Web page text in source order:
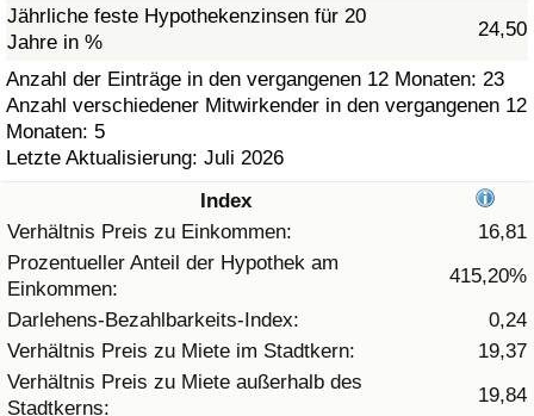
Jährliche feste Hypothekenzinsen für 20
Jahre in %
24,50
Anzahl der Einträge in den vergangenen 12 Monaten: 23
Anzahl verschiedener Mitwirkender in den vergangenen 12
Monaten: 5
Letzte Aktualisierung: Juli 2026
Index
Verhältnis Preis zu Einkommen:
16,81
Prozentueller Anteil der Hypothek am
Einkommen:
415,20%
Darlehens-Bezahlbarkeits-Index:
0,24
Verhältnis Preis zu Miete im Stadtkern:
19,37
Verhältnis Preis zu Miete außerhalb des
Stadtkerns:
19,84
Gesundheitsversorgungs-Index
Gesundheitsversorgungs-Index nach Land
Umweltverschmutzung
Umweltverschmutzungs-Index (aktuell)
Verschmutzungsindex
Umweltverschmutzungs-Index nach Land
Verkehr